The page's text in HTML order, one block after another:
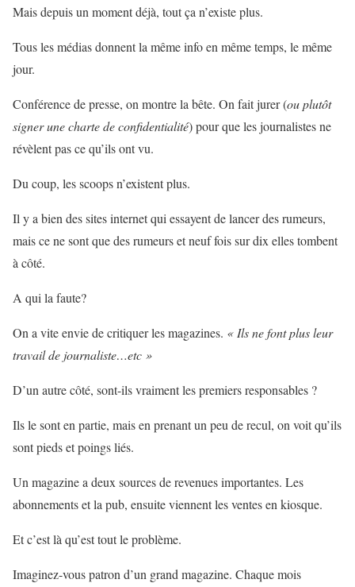
Mais depuis un moment déjà, tout ça n’existe plus.
Tous les médias donnent la même info en même temps, le même
jour.
Conférence de presse, on montre la bête. On fait jurer (ou plutôt
signer une charte de confidentialité) pour que les journalistes ne
révèlent pas ce qu’ils ont vu.
Du coup, les scoops n’existent plus.
Il y a bien des sites internet qui essayent de lancer des rumeurs,
mais ce ne sont que des rumeurs et neuf fois sur dix elles tombent
à côté.
A qui la faute?
On a vite envie de critiquer les magazines. « Ils ne font plus leur
travail de journaliste…etc »
D’un autre côté, sont-ils vraiment les premiers responsables ?
Ils le sont en partie, mais en prenant un peu de recul, on voit qu’ils
sont pieds et poings liés.
Un magazine a deux sources de revenues importantes. Les
abonnements et la pub, ensuite viennent les ventes en kiosque.
Et c’est là qu’est tout le problème.
Imaginez-vous patron d’un grand magazine. Chaque mois